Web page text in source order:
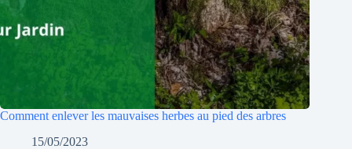
Comment enlever les mauvaises herbes au pied des arbres
15/05/2023